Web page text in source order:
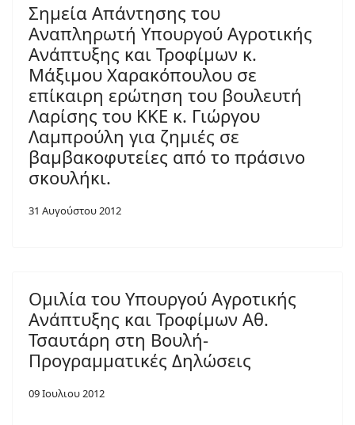
Σημεία Απάντησης του
Αναπληρωτή Υπουργού Αγροτικής
Ανάπτυξης και Τροφίμων κ.
Μάξιμου Χαρακόπουλου σε
επίκαιρη ερώτηση του βουλευτή
Λαρίσης του ΚΚΕ κ. Γιώργου
Λαμπρούλη για ζημιές σε
βαμβακοφυτείες από το πράσινο
σκουλήκι.
31 Αυγούστου 2012
Ομιλία του Υπουργού Αγροτικής
Ανάπτυξης και Τροφίμων Αθ.
Τσαυτάρη στη Βουλή-
Προγραμματικές Δηλώσεις
09 Ιουλιου 2012